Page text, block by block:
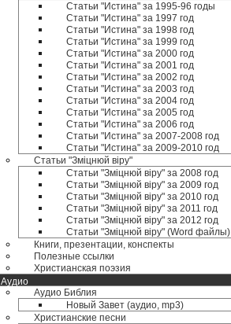
Статьи "Истина" за 1995-96 годы
Статьи "Истина" за 1997 год
Статьи "Истина" за 1998 год
Статьи "Истина" за 1999 год
Статьи "Истина" за 2000 год
Статьи "Истина" за 2001 год
Статьи "Истина" за 2002 год
Статьи "Истина" за 2003 год
Статьи "Истина" за 2004 год
Статьи "Истина" за 2005 год
Статьи "Истина" за 2006 год
Статьи "Истина" за 2007-2008 год
Статьи "Истина" за 2009-2010 год
Статьи "Зміцнюй віру"
Статьи "Зміцнюй віру" за 2008 год
Статьи "Зміцнюй віру" за 2009 год
Статьи "Зміцнюй віру" за 2010 год
Статьи "Зміцнюй віру" за 2011 год
Статьи "Зміцнюй віру" за 2012 год
Статьи "Зміцнюй віру" (Word файлы)
Книги, презентации, конспекты
Полезные ccылки
Христианская поэзия
Аудио
Аудио Библия
Новый Завет (аудио, mp3)
Христианские песни